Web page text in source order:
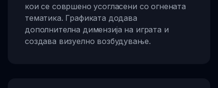
кои се совршено усогласени со огнената
тематика. Графиката додава
дополнителна димензија на играта и
создава визуелно возбудување.